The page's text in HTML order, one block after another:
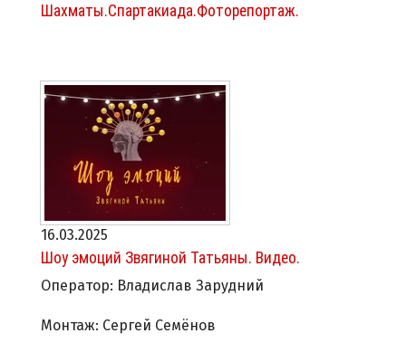
Шахматы.Спартакиада.Фоторепортаж.
16.03.2025
Шоу эмоций Звягиной Татьяны. Видео.
Оператор: Владислав Зарудний
Монтаж: Сергей Семёнов